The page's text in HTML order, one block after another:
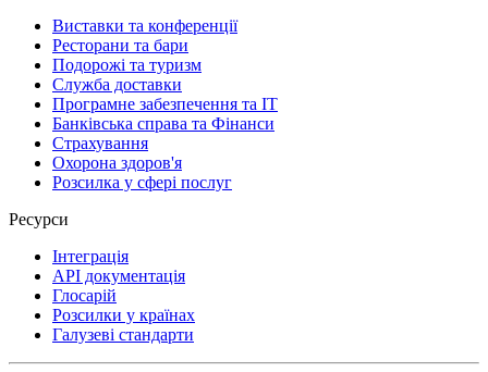
Виставки та конференції
Ресторани та бари
Подорожі та туризм
Служба доставки
Програмне забезпечення та IT
Банківська справа та Фінанси
Страхування
Охорона здоров'я
Розсилка у сфері послуг
Ресурси
Інтеграція
API документація
Глосарій
Розсилки у країнах
Галузеві стандарти